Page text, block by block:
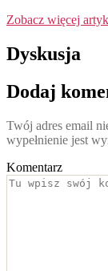
Zobacz więcej
Dyskusja
Dodaj
Twój adres email
wypełnienie jest
Komentarz